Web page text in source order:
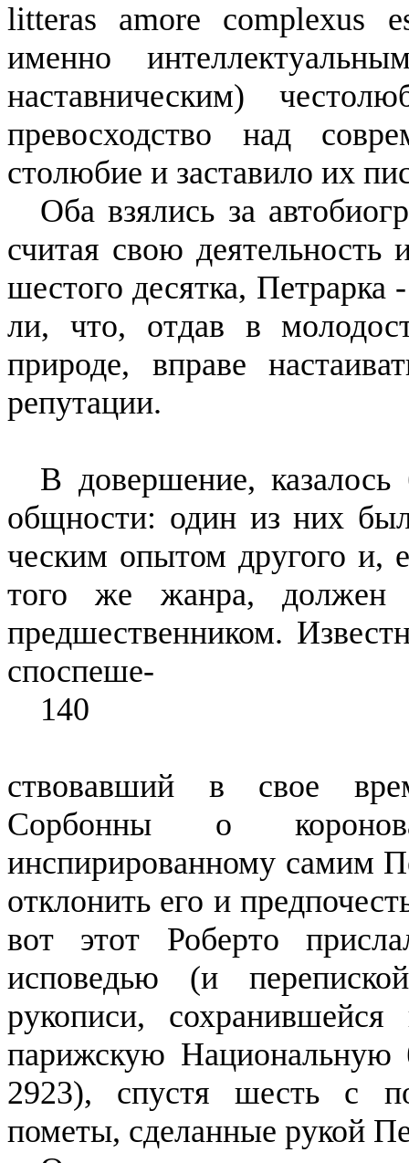
litteras
amore complexus
именно
наставническим)
превосходство над
столюбие и заставило их
Оба взялись за
считая свою деятельность
шестого десятка,
ли, что, отдав в
приро­де, вправе
репутации.
В довершение,
общности: один из них
ческим опытом другого и,
то­го же жанра, должен
предшест­венником.
споспеше-
140
ствовавший в свое
Сорбонны о
инспирированному самим
отклонить его и
вот этот Роберто
исповедью (и
рукописи,
парижскую
2923), спустя шесть с
пометы, сделанные рукой